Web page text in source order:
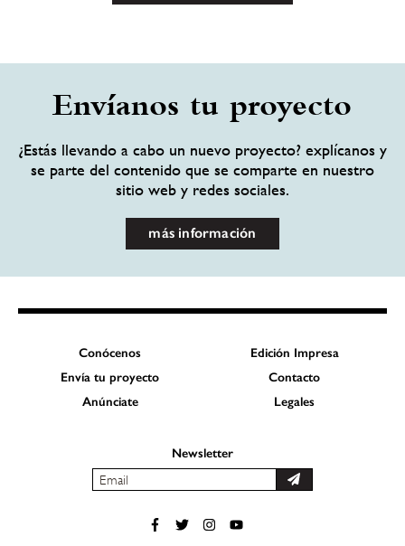
Envíanos tu proyecto
¿Estás llevando a cabo un nuevo proyecto? explícanos y
se parte del contenido que se comparte en nuestro
sitio web y redes sociales.
más información
Conócenos
Edición Impresa
Envía tu proyecto
Contacto
Anúnciate
Legales
Newsletter